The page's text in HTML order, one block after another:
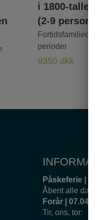
i 1800-tallet
(2-9 personer)
perioder
9350 dkk
Påskeferie |
Åbent alle dage:
Forår | 07.04 –
Tir, ons, tor: